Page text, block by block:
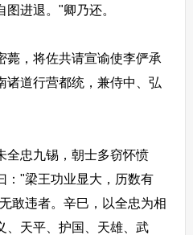
进退。"卿乃还。
，将佐共请宣谕使李俨承
诸道行营都统，兼侍中、弘
忠九锡，朝士多窃怀愤
："梁王功业显大，历数有
敢违者。辛巳，以全忠为相
、天平、护国、天雄、武